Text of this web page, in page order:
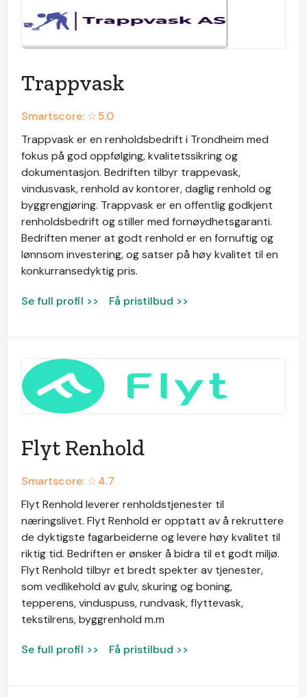
Trappvask
Smartscore: ☆5.0
Trappvask er en renholdsbedrift i Trondheim med
fokus på god oppfølging, kvalitetssikring og
dokumentasjon. Bedriften tilbyr trappevask,
vindusvask, renhold av kontorer, daglig renhold og
byggrengjøring. Trappvask er en offentlig godkjent
renholdsbedrift og stiller med fornøydhetsgaranti.
Bedriften mener at godt renhold er en fornuftig og
lønnsom investering, og satser på høy kvalitet til en
konkurransedyktig pris.
Se full profil >> Få pristilbud >>
Flyt Renhold
Smartscore: ☆4.7
Flyt Renhold leverer renholdstjenester til
næringslivet. Flyt Renhold er opptatt av å rekruttere
de dyktigste fagarbeiderne og levere høy kvalitet til
riktig tid. Bedriften er ønsker å bidra til et godt miljø.
Flyt Renhold tilbyr et bredt spekter av tjenester,
som vedlikehold av gulv, skuring og boning,
tepperens, vinduspuss, rundvask, flyttevask,
tekstilrens, byggrenhold m.m
Se full profil >> Få pristilbud >>